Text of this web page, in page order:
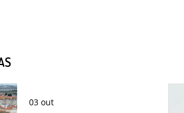
03 out